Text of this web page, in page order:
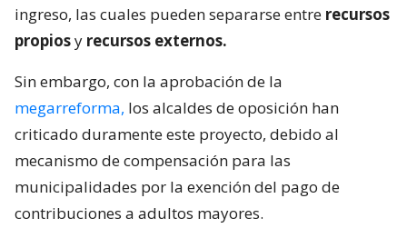
ingreso, las cuales pueden separarse entre recursos
propiosy recursos externos.
Sin embargo, con la aprobación de la
megarreforma, los alcaldes de oposición han
criticado duramente este proyecto, debido al
mecanismo de compensación para las
municipalidades por la exención del pago de
contribuciones a adultos mayores.